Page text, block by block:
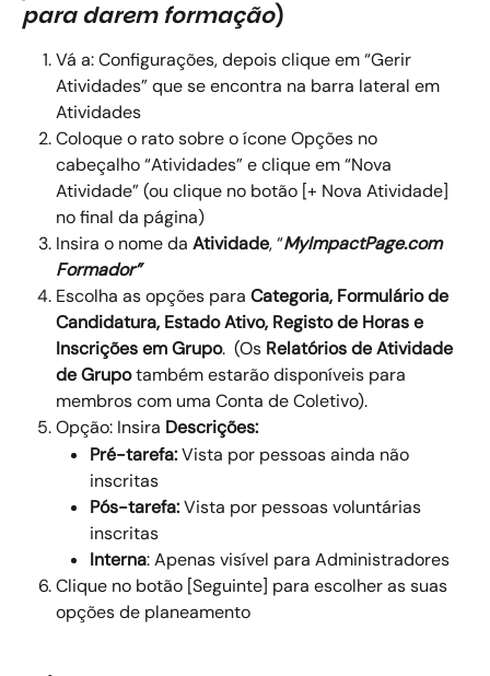
para darem formação)
Vá a: Configurações, depois clique em “Gerir
Atividades” que se encontra na barra lateral em
Atividades
Coloque o rato sobre o ícone Opções no
cabeçalho “Atividades” e clique em “Nova
Atividade” (ou clique no botão [+ Nova Atividade]
no final da página)
Insira o nome da Atividade, “MyImpactPage.com
Formador”
Escolha as opções para Categoria, Formulário de
Candidatura, Estado Ativo, Registo de Horas e
Inscrições em Grupo.  (Os Relatórios de Atividade
de Grupo também estarão disponíveis para
membros com uma Conta de Coletivo).
Opção: Insira Descrições:
Pré-tarefa: Vista por pessoas ainda não
inscritas
Pós-tarefa: Vista por pessoas voluntárias
inscritas
Interna: Apenas visível para Administradores
Clique no botão [Seguinte] para escolher as suas
opções de planeamento